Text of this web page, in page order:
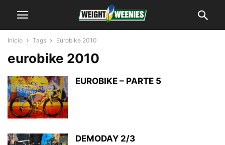
Início Tags Eurobike 2010
eurobike 2010
EUROBIKE – PARTE 5
DEMODAY 2/3